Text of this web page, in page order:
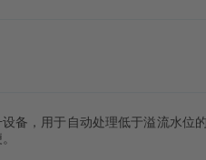
备，用于自动处理低于溢流水位